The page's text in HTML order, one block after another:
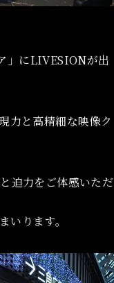
」にLIVESIONが出
力と高精細な映像ク
迫力をご体感いただ
ります。